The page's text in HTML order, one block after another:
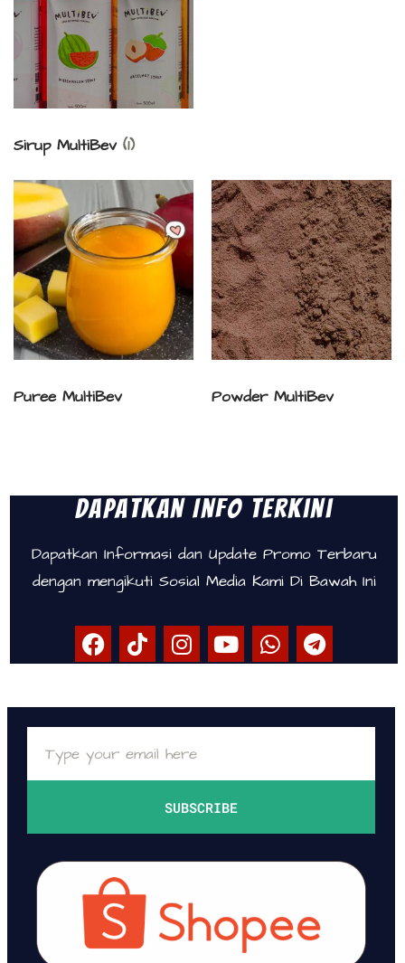
Sirup MultiBev (1)
Puree MultiBev Powder MultiBev
Dapatkan Info Terkini
Dapatkan Informasi dan Update Promo Terbaru
dengan mengikuti Sosial Media Kami Di Bawah Ini
SUBSCRIBE